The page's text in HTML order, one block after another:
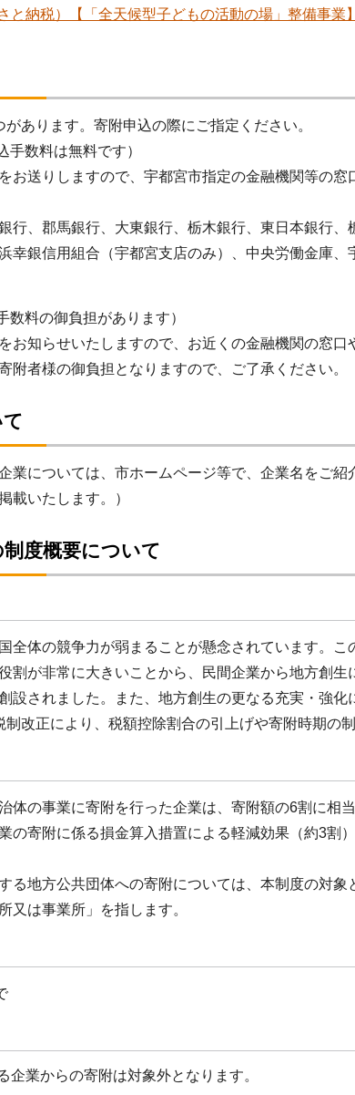
と納税）【「全天候型子どもの活動の場」整備事業
あります。寄附申込の際にご指定ください。
手数料は無料です）
送りしますので、宇都宮市指定の金融機関等の窓
行、郡馬銀行、大東銀行、栃木銀行、東日本銀行、
幸銀信用組合（宇都宮支店のみ）、中央労働金庫
数料の御負担があります）
お知らせいたしますので、お近くの金融機関の窓口
附者様の御負担となりますので、ご了承ください。
業については、市ホームページ等で、企業名をご紹
載いたします。）
度概要について
全体の競争力が弱まることが懸念されています。
割が非常に大きいことから、民間企業から地方創
設されました。また、地方創生の更なる充実・強
改正により、税額控除割合の引上げや寄附時期の
体の事業に寄附を行った企業は、寄附額の6割に相
の寄附に係る損金算入措置による軽減効果（約3割
る地方公共団体への寄附については、本制度の対
又は事業所」を指します。
企業からの寄附は対象外となります。